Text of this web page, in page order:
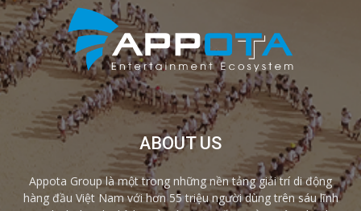
ABOUT US
Appota Group là một trong những nền tảng giải trí di động
hàng đầu Việt Nam với hơn 55 triệu người dùng trên sáu lĩnh